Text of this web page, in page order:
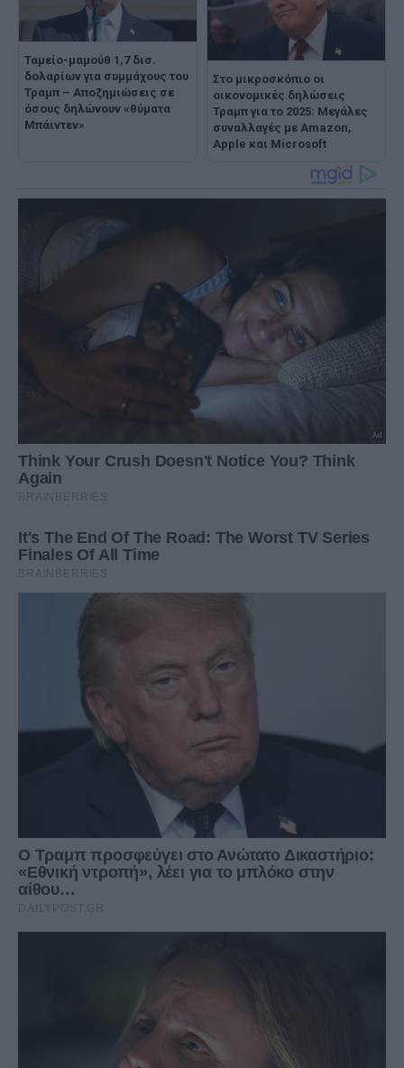
Ταμείο-μαμούθ 1,7 δισ.
δολαρίων για συμμάχους του
Τραμπ – Αποζημιώσεις σε
όσους δηλώνουν «θύματα
Μπάιντεν»
Στο μικροσκόπιο οι
οικονομικές δηλώσεις
Τραμπ για το 2025: Μεγάλες
συναλλαγές με Amazon,
Apple και Microsoft